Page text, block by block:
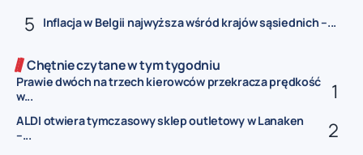
Inflacja w Belgii najwyższa wśród krajów sąsiednich –...
Chętnie czytane w tym tygodniu
Prawie dwóch na trzech kierowców przekracza prędkość
w...
ALDI otwiera tymczasowy sklep outletowy w Lanaken
–...